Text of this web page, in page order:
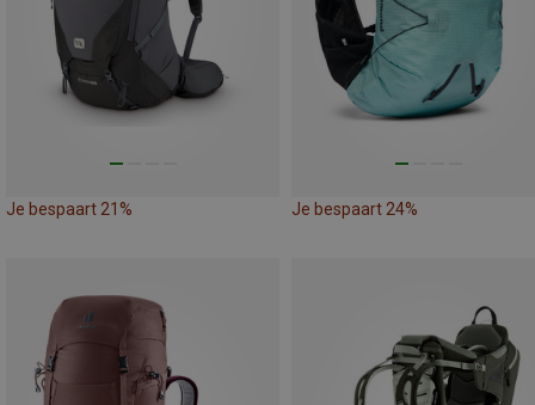
Je bespaart 21% Je bespaart 24%